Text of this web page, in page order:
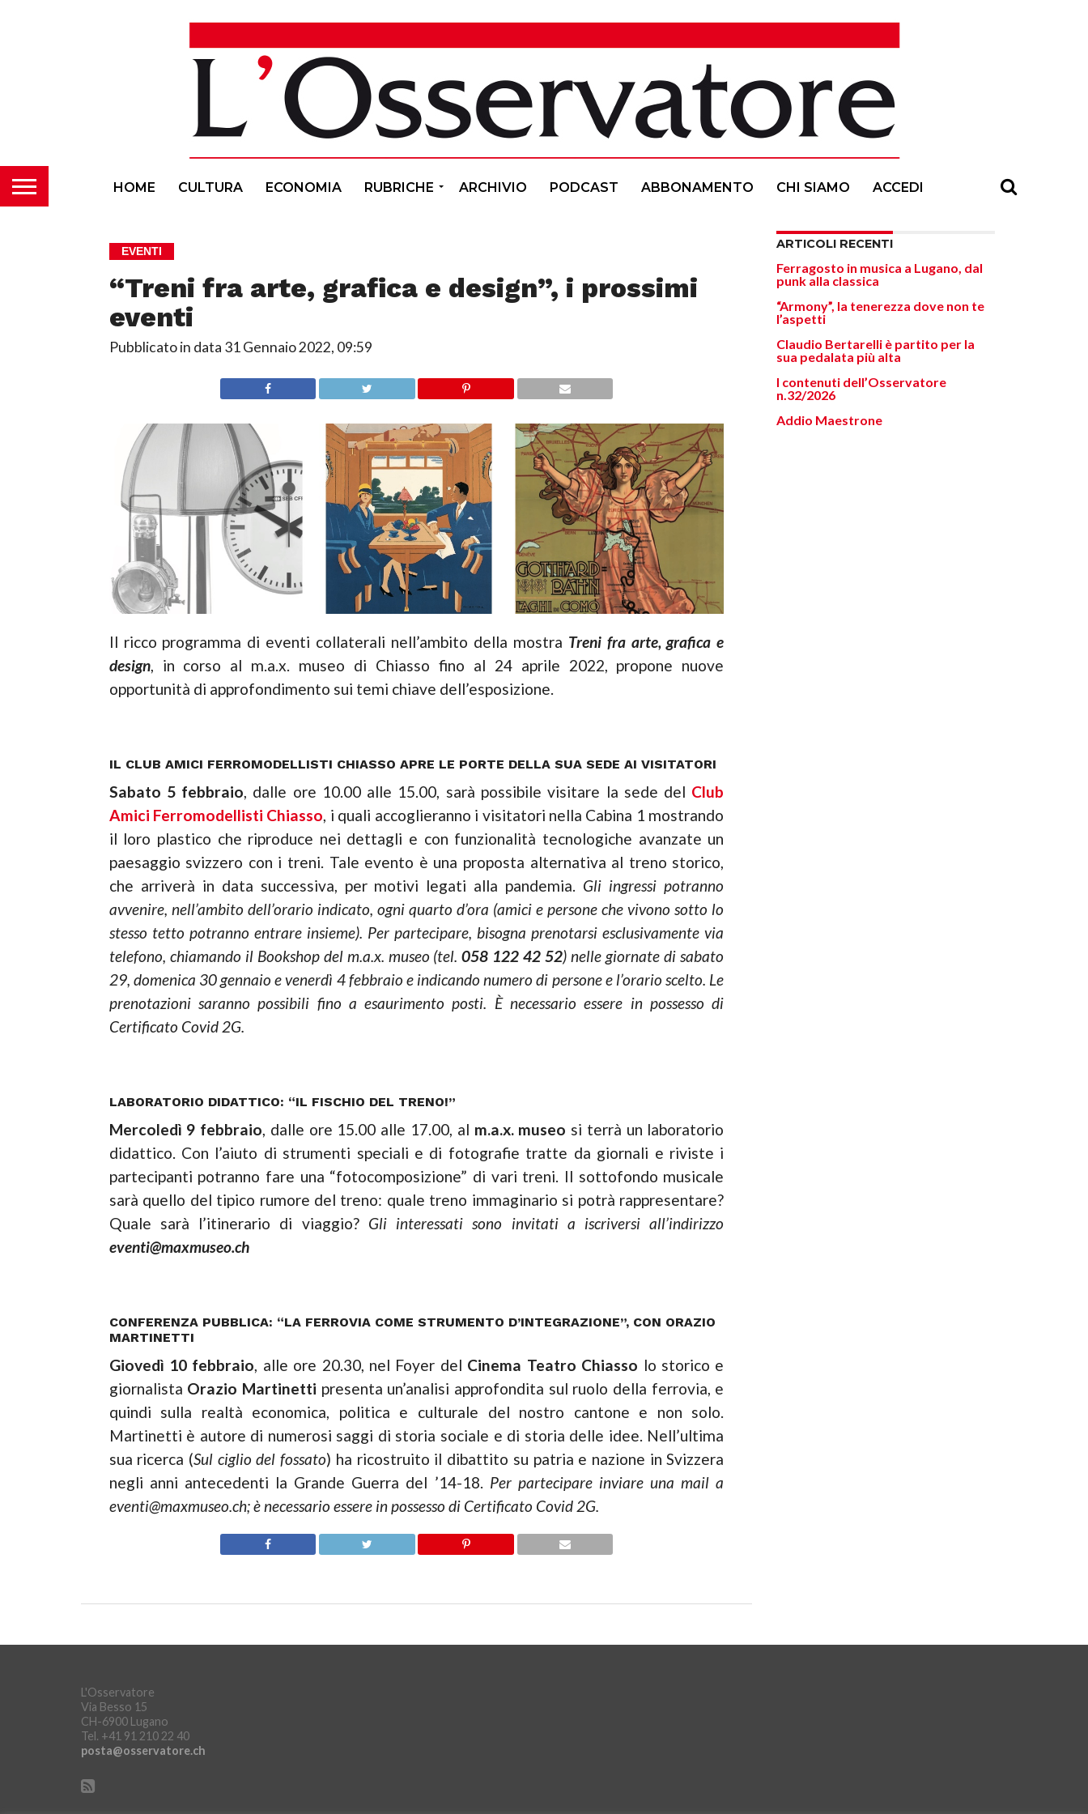
HOME CULTURA ECONOMIA RUBRICHE ARCHIVIO PODCAST ABBONAMENTO CHI SIAMO ACCEDI
EVENTI
“Treni fra arte, grafica e design”, i prossimi
eventi
Pubblicato in data 31 Gennaio 2022, 09:59
Il ricco programma di eventi collaterali nell’ambito della mostra Treni fra arte, grafica e
design, in corso al m.a.x. museo di Chiasso fino al 24 aprile 2022, propone nuove
opportunità di approfondimento sui temi chiave dell’esposizione.
IL CLUB AMICI FERROMODELLISTI CHIASSO APRE LE PORTE DELLA SUA SEDE AI VISITATORI
Sabato 5 febbraio, dalle ore 10.00 alle 15.00, sarà possibile visitare la sede del Club
Amici Ferromodellisti Chiasso, i quali accoglieranno i visitatori nella Cabina 1 mostrando
il loro plastico che riproduce nei dettagli e con funzionalità tecnologiche avanzate un
paesaggio svizzero con i treni. Tale evento è una proposta alternativa al treno storico,
che arriverà in data successiva, per motivi legati alla pandemia. Gli ingressi potranno
avvenire, nell’ambito dell’orario indicato, ogni quarto d’ora (amici e persone che vivono sotto lo
stesso tetto potranno entrare insieme). Per partecipare, bisogna prenotarsi esclusivamente via
telefono, chiamando il Bookshop del m.a.x. museo (tel.058 122 42 52) nelle giornate di sabato
29, domenica 30 gennaio e venerdì 4 febbraio e indicando numero di persone e l’orario scelto. Le
prenotazioni saranno possibili fino a esaurimento posti. È necessario essere in possesso di
Certificato Covid 2G.
LABORATORIO DIDATTICO: “IL FISCHIO DEL TRENO!”
Mercoledì 9 febbraio, dalle ore 15.00 alle 17.00, al m.a.x. museo si terrà un laboratorio
didattico. Con l’aiuto di strumenti speciali e di fotografie tratte da giornali e riviste i
partecipanti potranno fare una “fotocomposizione” di vari treni. Il sottofondo musicale
sarà quello del tipico rumore del treno: quale treno immaginario si potrà rappresentare?
Quale sarà l’itinerario di viaggio? Gli interessati sono invitati a iscriversi all’indirizzo
eventi@maxmuseo.ch
CONFERENZA PUBBLICA: “LA FERROVIA COME STRUMENTO D’INTEGRAZIONE”, CON ORAZIO
MARTINETTI
Giovedì 10 febbraio, alle ore 20.30, nel Foyer del Cinema Teatro Chiasso lo storico e
giornalista Orazio Martinetti presenta un’analisi approfondita sul ruolo della ferrovia, e
quindi sulla realtà economica, politica e culturale del nostro cantone e non solo.
Martinetti è autore di numerosi saggi di storia sociale e di storia delle idee. Nell’ultima
sua ricerca (Sul ciglio del fossato) ha ricostruito il dibattito su patria e nazione in Svizzera
negli anni antecedenti la Grande Guerra del ’14-18. Per partecipare inviare una mail a
eventi@maxmuseo.ch; è necessario essere in possesso di Certificato Covid 2G.
ARTICOLI RECENTI
Ferragosto in musica a Lugano, dal
punk alla classica
“Armony”, la tenerezza dove non te
l’aspetti
Claudio Bertarelli è partito per la
sua pedalata più alta
I contenuti dell’Osservatore
n.32/2026
Addio Maestrone
L'Osservatore
Via Besso 15
CH-6900 Lugano
Tel. +41 91 210 22 40
posta@osservatore.ch